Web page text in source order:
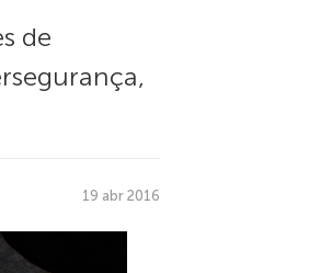
de
19 abr 2016